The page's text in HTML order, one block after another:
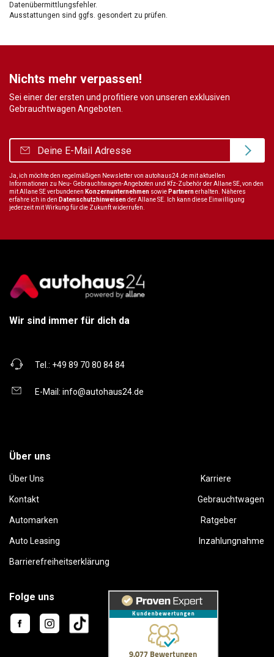
Datenübermittlungsfehler.
Ausstattungen sind ggfs. gesondert zu prüfen.
Nichts mehr verpassen!
Sei einer der ersten und profitiere von unseren exklusiven
Gebrauchtwagen Angeboten.
Ja, ich möchte den regelmäßigen Newsletter von autohaus24.de mit aktuellen
Informationen zu Neu- Gebrauchtwagen-Angeboten und Kfz-Zubehör der Allane SE, von den
mit Allane SE verbundenen Konzernunternehmen sowie Partnernerhalten. Näheres
erfahre ich in den Datenschutzhinweisender Allane SE. Ich kann diese Einwilligung
jederzeit mit Wirkung für die Zukunft widerrufen.
Wir sind immer für dich da
Tel.: +49 89 70 80 84 84
E-Mail: info@autohaus24.de
Über uns
Über Uns Karriere
Kontakt Gebrauchtwagen
Automarken Ratgeber
Auto Leasing Inzahlungnahme
Barrierefreiheitserklärung
Folge uns